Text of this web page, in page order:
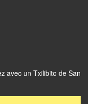
avec un Txilibito de San